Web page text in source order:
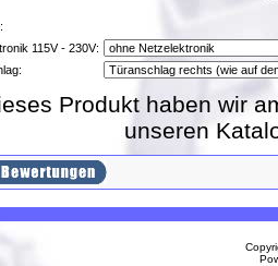
115V - 230V:
Produkt haben wir
unseren